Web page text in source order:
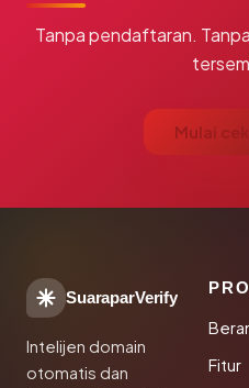
Tanpa pendaftaran.
Mulai
SuaraparVerify
Intelijen domain
otomatis dan
Fitur